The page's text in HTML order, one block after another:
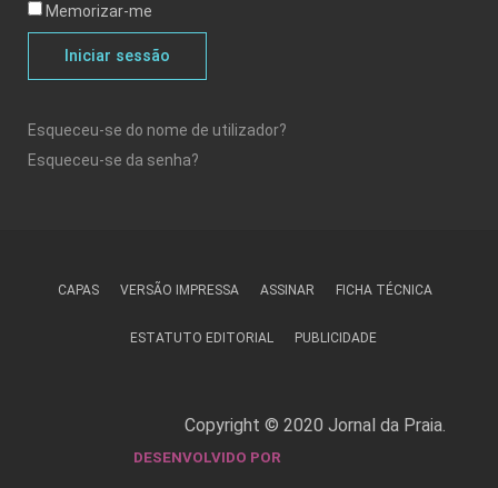
Memorizar-me
Iniciar sessão
Esqueceu-se do nome de utilizador?
Esqueceu-se da senha?
CAPAS VERSÃO IMPRESSA ASSINAR FICHA TÉCNICA
ESTATUTO EDITORIAL PUBLICIDADE
Copyright © 2020 Jornal da Praia.
DESENVOLVIDO POR